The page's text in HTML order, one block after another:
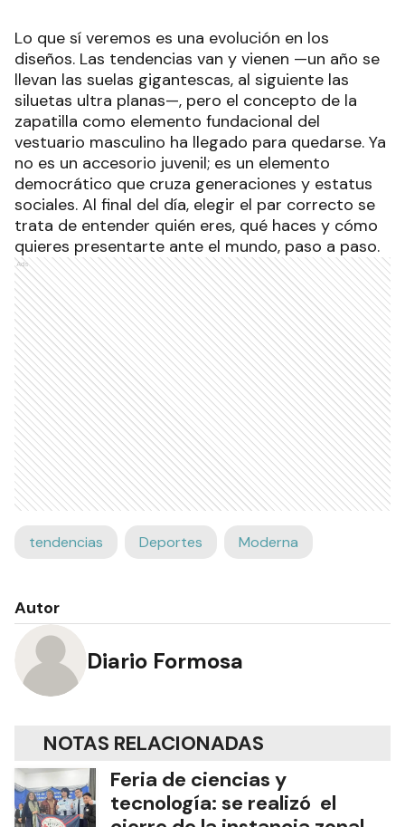
Lo que sí veremos es una evolución en los
diseños. Las tendencias van y vienen —un año se
llevan las suelas gigantescas, al siguiente las
siluetas ultra planas—, pero el concepto de la
zapatilla como elemento fundacional del
vestuario masculino ha llegado para quedarse. Ya
no es un accesorio juvenil; es un elemento
democrático que cruza generaciones y estatus
sociales. Al final del día, elegir el par correcto se
trata de entender quién eres, qué haces y cómo
quieres presentarte ante el mundo, paso a paso.
Ads
tendencias Deportes Moderna
Autor
Diario Formosa
NOTAS RELACIONADAS
Feria de ciencias y
tecnología: se realizó el